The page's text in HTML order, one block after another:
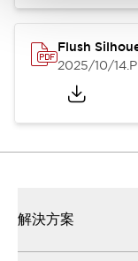
Flush
2025/10/14
解決方案